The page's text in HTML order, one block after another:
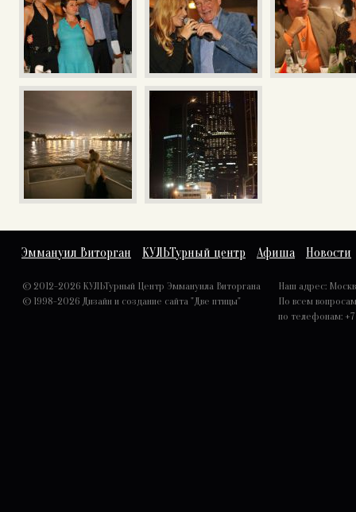
Эммануил Виторган КУЛЬТурный центр Афиша Новости
© 2012-2026 КУЛЬТурный Центр Эммануила Виторгана
© 1998-2026 Дизайн и создание сайта "Две птицы"
Наш адрес:
По всем
по телефонам: